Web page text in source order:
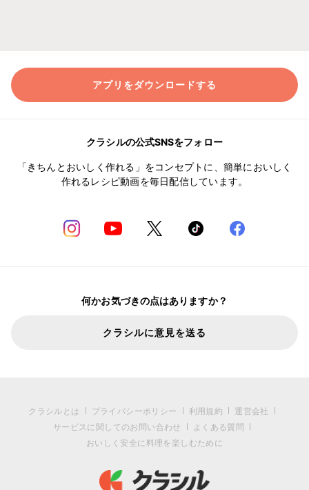
アプリをダウンロードする
クラシルの公式SNSをフォロー
「きちんとおいしく作れる」をコンセプトに、簡単においしく
作れるレシピ動画を毎日配信しています。
何かお気づきの点はありますか？
クラシルに意見を送る
クラシルとは プライバシーポリシー 利用規約
運営会社
サービスに関してのお問い合わせ
よくある質問
おいしく安全に料理を楽しむために